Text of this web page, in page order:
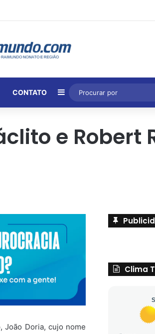
CONTATO Barra Lateral
e Robert
João Doria, cujo nome
Clima